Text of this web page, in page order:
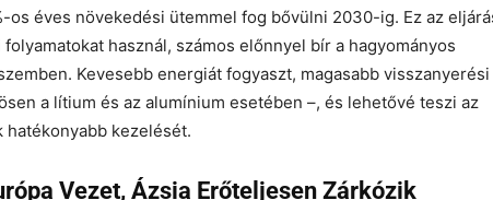
os éves növekedési ütemmel fog bővülni 2030-ig. Ez az
használ, számos előnnyel bír a hagyományos
Kevesebb energiát fogyaszt, magasabb visszanyerési
a lítium és az alumínium esetében –, és lehetővé teszi az
hatékonyabb kezelését.
Vezet, Ázsia Erőteljesen Zárkózik